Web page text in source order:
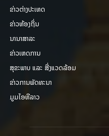
ຂ່າວຕ່າງປະເທດ
ຂ່າວທ້ອງຖິ່ນ
ນານາສາລະ
ຂ່າວເຫດການ
ສຸຂະພາບ ແລະ ສີ່ງແວດລ້ອມ
ຂ່າວການພັດທະນາ
ມູມໄອທີລາວ